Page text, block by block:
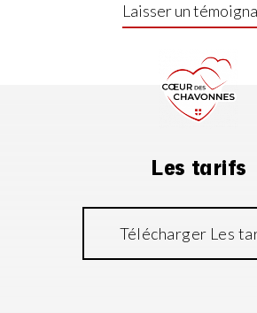
Laisser un
Les tarifs
Télécharger Les